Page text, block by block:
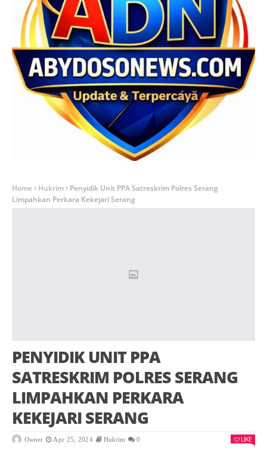
Home Hukrim
Penyidik Unit PPA Satreskrim Polres Serang
Limpahkan Perkara Kekejari Serang
PENYIDIK UNIT PPA
SATRESKRIM POLRES SERANG
LIMPAHKAN PERKARA
KEKEJARI SERANG
Owner Apr 25, 2024 Hukrim 0 LIKE